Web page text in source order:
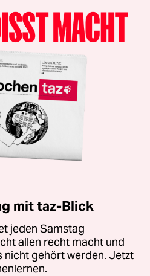
mit taz-Blick
jeden Samstag
allen recht macht und
nicht gehört werden. Jetzt